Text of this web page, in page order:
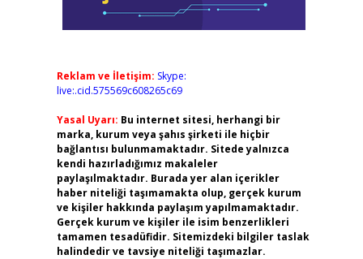
Reklam ve İletişim: Skype:
live:.cid.575569c608265c69
Yasal Uyarı: Bu internet sitesi, herhangi bir
marka, kurum veya şahıs şirketi ile hiçbir
bağlantısı bulunmamaktadır. Sitede yalnızca
kendi hazırladığımız makaleler
paylaşılmaktadır. Burada yer alan içerikler
haber niteliği taşımamakta olup, gerçek kurum
ve kişiler hakkında paylaşım yapılmamaktadır.
Gerçek kurum ve kişiler ile isim benzerlikleri
tamamen tesadüfidir. Sitemizdeki bilgiler taslak
halindedir ve tavsiye niteliği taşımazlar.